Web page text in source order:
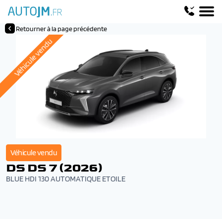
Retourner à la page précédente
Véhicule vendu
Véhicule vendu
DS DS 7 (2026)
BLUE HDI 130 AUTOMATIQUE ETOILE